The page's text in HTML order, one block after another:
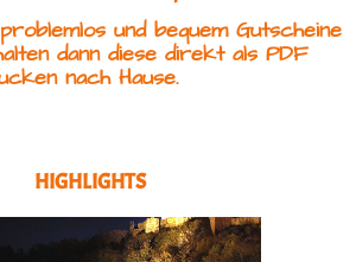
und bequem Gutscheine
dann diese direkt als PDF
nach Hause.
HIGHLIGHTS